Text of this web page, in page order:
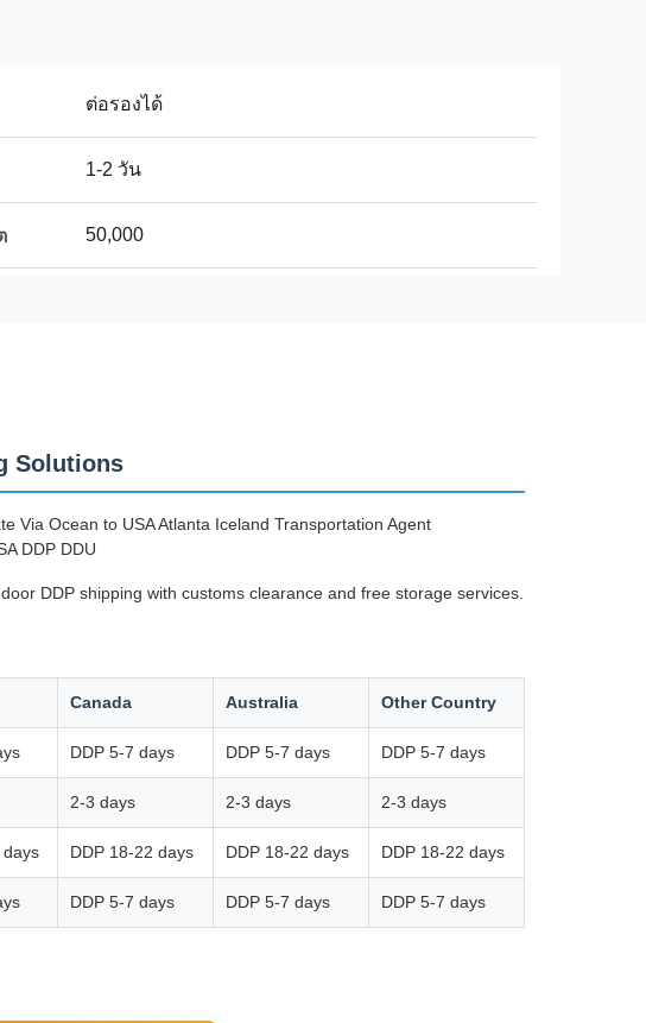
ต่อรองได้
1-2 วัน
50,000
Solutions
Via Ocean to USA Atlanta Iceland Transportation Agent
DDP DDU
DDP shipping with customs clearance and free storage services.
Canada Australia Other Country
DDP 5-7 days DDP 5-7 days DDP 5-7 days
2-3 days 2-3 days 2-3 days
days DDP 18-22 days DDP 18-22 days DDP 18-22 days
DDP 5-7 days DDP 5-7 days DDP 5-7 days